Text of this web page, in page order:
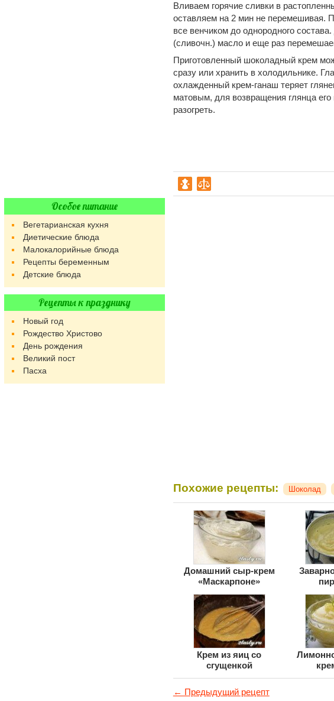
Вливаем горячие сливки в
оставляем на 2 мин не перемешивая.
все венчиком до однородного
(сливочн.) масло и еще раз
Приготовленный шоколадный крем
сразу или хранить в холодильнике.
охлажденный крем-ганаш теряет
матовым, для возвращения глянца его
разогреть.
Похожие рецепты: Шоколад
Домашний сыр-крем
«Маскарпоне»
Крем из яиц со
сгущенкой
← Предыдущий рецепт
Особое питание
Вегетарианская кухня
Диетические блюда
Малокалорийные блюда
Рецепты беременным
Детские блюда
Рецепты к празднику
Новый год
Рождество Христово
День рождения
Великий пост
Пасха